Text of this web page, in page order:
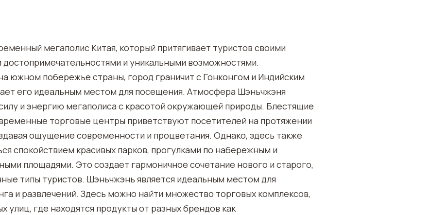
мегаполис Китая, который притягивает туристов своими
и уникальными возможностями.
южном побережье страны, город граничит с Гонконгом и Индийским
его идеальным местом для посещения. Атмосфера Шэньчжэня
и энергию мегаполиса с красотой окружающей природы. Блестящие
торговые центры приветствуют посетителей на протяжении
ощущение современности и процветания. Однако, здесь также
спокойствием красивых парков, прогулками по набережным и
площадями. Это создает гармоничное сочетание нового и старого,
типы туристов. Шэньчжэнь является идеальным местом для
и развлечений. Здесь можно найти множество торговых комплексов,
улиц, где находятся продукты от разных брендов как